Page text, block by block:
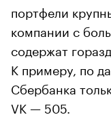
портфели
компании с
содержат
К примеру, по
Сбербанка
VK — 505.